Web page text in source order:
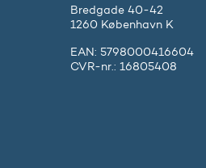
Bredgade 40-42
1260 København K
EAN: 5798000416604
CVR-nr.: 16805408